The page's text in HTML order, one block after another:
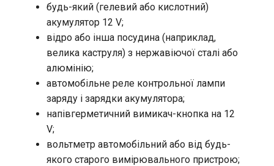
будь-який (гелевий або кислотний)
акумулятор 12 V;
відро або інша посудина (наприклад,
велика каструля) з нержавіючої сталі або
алюмінію;
автомобільне реле контрольної лампи
заряду і зарядки акумулятора;
напівгерметичний вимикач-кнопка на 12
V;
вольтметр автомобільний або від будь-
якого старого вимірювального пристрою;